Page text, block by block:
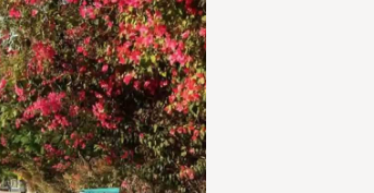
از سمت خاور با تنگه هرمز
از سمت جنوب با کشور
از باختر به بحرین و عربستان